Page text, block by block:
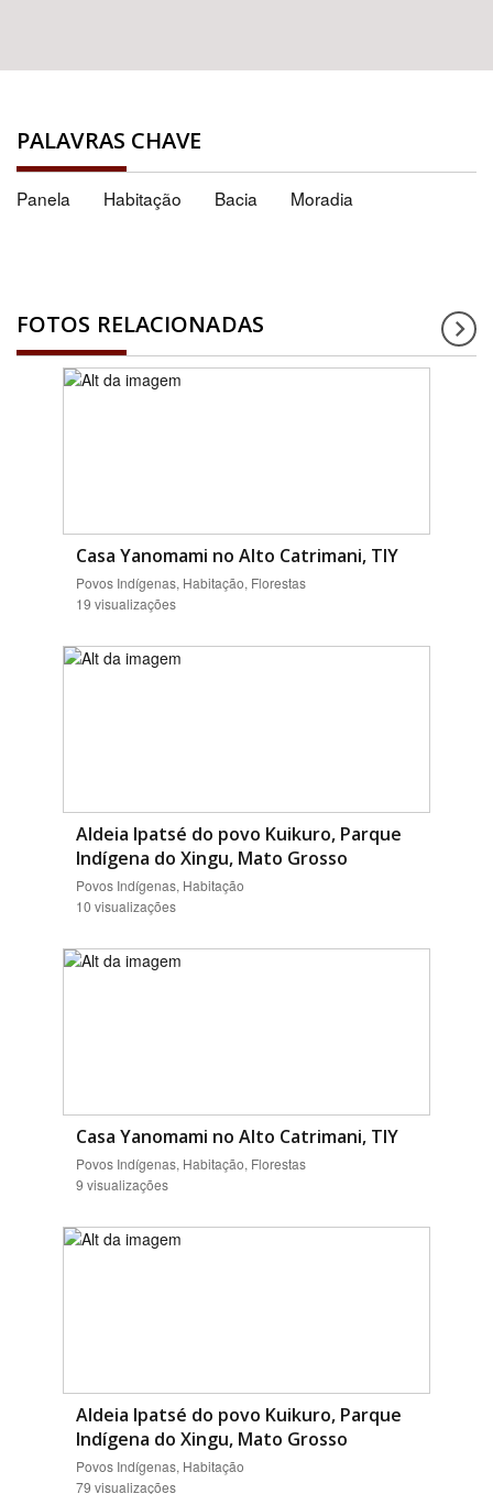
PALAVRAS CHAVE
Panela Habitação Bacia Moradia
FOTOS RELACIONADAS
Casa Yanomami no Alto Catrimani, TIY
Povos Indígenas, Habitação, Florestas
19 visualizações
Aldeia Ipatsé do povo Kuikuro, Parque
Indígena do Xingu, Mato Grosso
Povos Indígenas, Habitação
10 visualizações
Casa Yanomami no Alto Catrimani, TIY
Povos Indígenas, Habitação, Florestas
9 visualizações
Aldeia Ipatsé do povo Kuikuro, Parque
Indígena do Xingu, Mato Grosso
Povos Indígenas, Habitação
79 visualizações